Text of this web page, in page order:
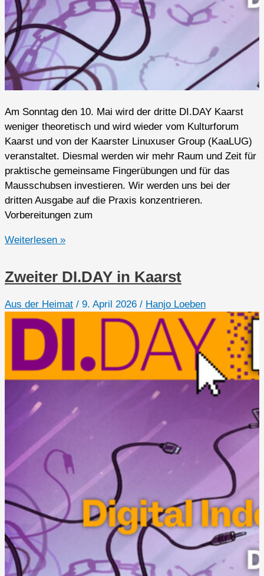
Am Sonntag den 10. Mai wird der dritte DI.DAY Kaarst
weniger theoretisch und wird wieder vom Kulturforum
Kaarst und von der Kaarster Linuxuser Group (KaaLUG)
veranstaltet. Diesmal werden wir mehr Raum und Zeit für
praktische gemeinsame Fingerübungen und für das
Mausschubsen investieren. Wir werden uns bei der
dritten Ausgabe auf die Praxis konzentrieren.
Vorbereitungen zum
Dritter
in
Kaarst
Weiterlesen »
Zweiter DI.DAY in Kaarst
Aus der Heimat / 9. April 2026 / Hanjo Loeben